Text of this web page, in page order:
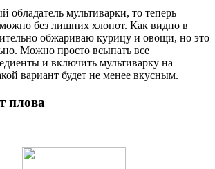
обладатель мультиварки, то теперь
без лишних хлопот. Как видно в
обжариваю курицу и овощи, но это
Можно просто всыпать все
и включить мультиварку на
вариант будет не менее вкусным.
плова